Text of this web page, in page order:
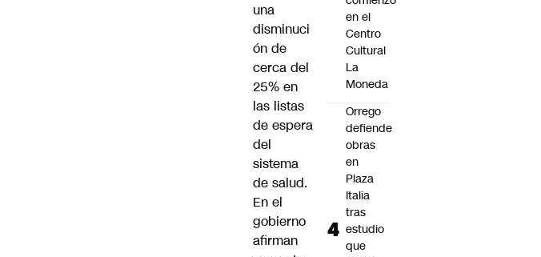
una
disminuci
ón de
cerca del
25% en
las listas
de espera
del
sistema
de salud.
En el
gobierno
afirman
en el
Centro
Cultural
La
Moneda
Orrego
defiende
obras
en
Plaza
Italia
tras
estudio
que